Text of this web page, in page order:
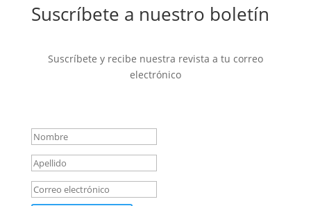
Suscríbete a nuestro boletín
Suscríbete y recibe nuestra revista a tu correo
electrónico